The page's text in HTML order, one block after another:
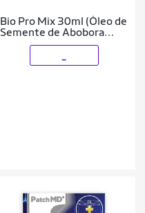
Bio Pro Mix 30ml (Óleo de
Semente de Abobora
sabor Morango)